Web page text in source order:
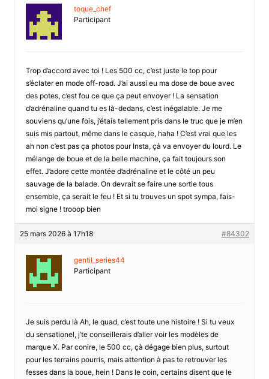
toque_chef
Participant
Trop d’accord avec toi ! Les 500 cc, c’est juste le top pour
s’éclater en mode off-road. J’ai aussi eu ma dose de boue avec
des potes, c’est fou ce que ça peut envoyer ! La sensation
d’adrénaline quand tu es là-dedans, c’est inégalable. Je me
souviens qu’une fois, j’étais tellement pris dans le truc que je m’en
suis mis partout, même dans le casque, haha ! C’est vrai que les
ah non c’est pas ça photos pour Insta, çà va envoyer du lourd. Le
mélange de boue et de la belle machine, ça fait toujours son
effet. J’adore cette montée d’adrénaline et le côté un peu
sauvage de la balade. On devrait se faire une sortie tous
ensemble, ça serait le feu ! Et si tu trouves un spot sympa, fais-
moi signe ! trooop bien
25 mars 2026 à 17h18 #84302
gentil_series44
Participant
Je suis perdu là Ah, le quad, c’est toute une histoire ! Si tu veux
du sensationel, j’te conseillerais d’aller voir les modèles de
marque X. Par conire, le 500 cc, çà dégage bien plus, surtout
pour les terrains pourris, mais attention à pas te retrouver les
fesses dans la boue, hein ! Dans le coin, certains disent que le